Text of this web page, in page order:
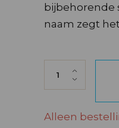
bijbehorende
naam zegt
QUICKY 20 X
Alleen